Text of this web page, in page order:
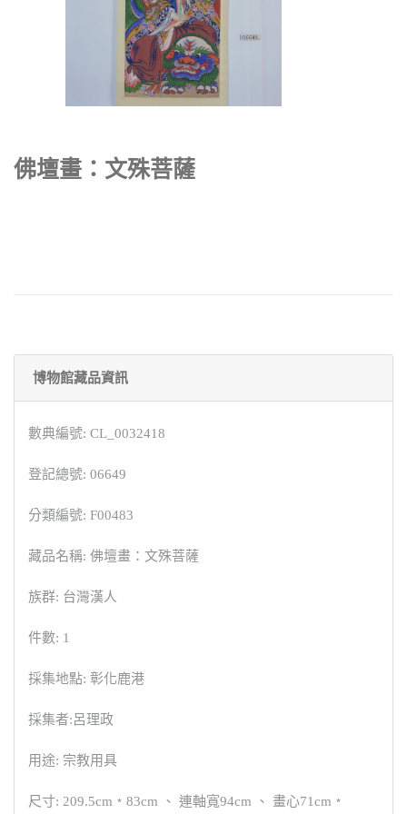
佛壇畫：文殊菩薩
博物館藏品資訊
數典編號: CL_0032418
登記總號: 06649
分類編號: F00483
藏品名稱: 佛壇畫：文殊菩薩
族群: 台灣漢人
件數: 1
採集地點: 彰化鹿港
採集者:呂理政
用途: 宗教用具
尺寸: 209.5cm﹡83cm 、 連軸寬94cm 、 畫心71cm﹡